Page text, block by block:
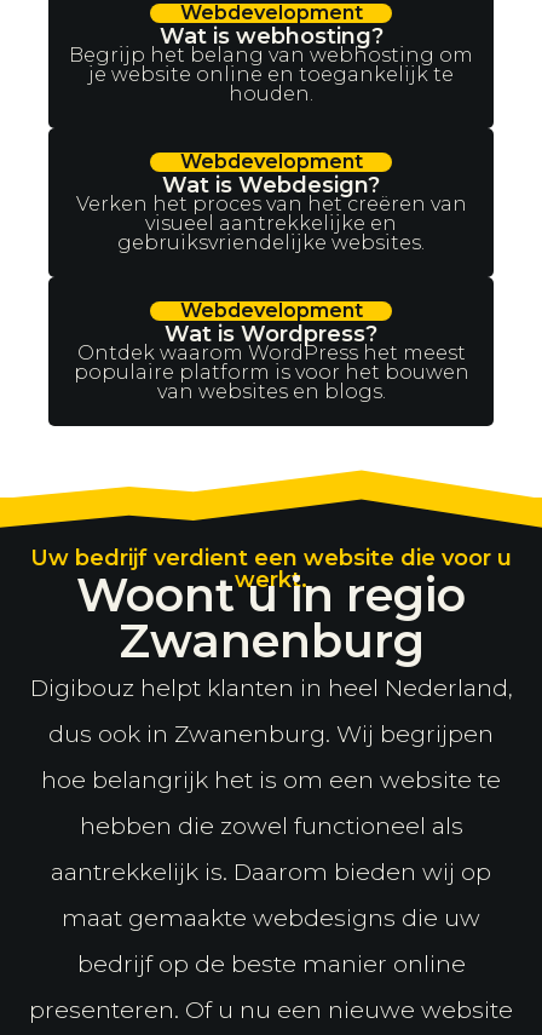
Webdevelopment
Wat is webhosting?
Begrijp het belang van webhosting om
je website online en toegankelijk te
houden.
Webdevelopment
Wat is Webdesign?
Verken het proces van het creëren van
visueel aantrekkelijke en
gebruiksvriendelijke websites.
Webdevelopment
Wat is Wordpress?
Ontdek waarom WordPress het meest
populaire platform is voor het bouwen
van websites en blogs.
Uw bedrijf verdient een website die voor u
werkt.
Woont u in regio
Zwanenburg
Digibouz helpt klanten in heel Nederland,
dus ook in Zwanenburg. Wij begrijpen
hoe belangrijk het is om een website te
hebben die zowel functioneel als
aantrekkelijk is. Daarom bieden wij op
maat gemaakte webdesigns die uw
bedrijf op de beste manier online
presenteren. Of u nu een nieuwe website